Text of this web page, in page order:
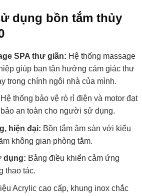
dụng bồn tắm thủy
SPA thư giãn: Hệ thống massage
giúp bạn tận hưởng cảm giác thư
trong chính ngôi nhà của mình.
Hệ thống bảo vệ rò rỉ điện và motor đạt
an toàn cho người sử dụng.
hiện đại: Bồn tắm âm sàn với kiểu
không gian phòng tắm.
dụng: Bảng điều khiển cảm ứng
thao tác.
Acrylic cao cấp, khung inox chắc